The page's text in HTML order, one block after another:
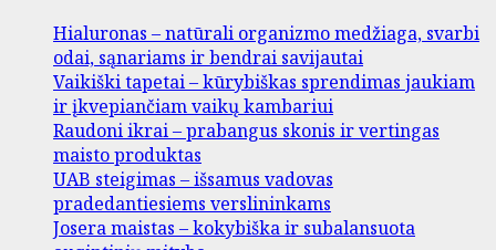
Hialuronas – natūrali organizmo medžiaga, svarbi
odai, sąnariams ir bendrai savijautai
Vaikiški tapetai – kūrybiškas sprendimas jaukiam
ir įkvepiančiam vaikų kambariui
Raudoni ikrai – prabangus skonis ir vertingas
maisto produktas
UAB steigimas – išsamus vadovas
pradedantiesiems verslininkams
Josera maistas – kokybiška ir subalansuota